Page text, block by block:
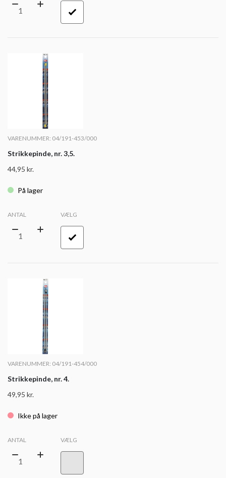
VARENUMMER: 04/191-453/000
Strikkepinde, nr. 3,5.
44,95 kr.
På lager
ANTAL VÆLG
VARENUMMER: 04/191-454/000
Strikkepinde, nr. 4.
49,95 kr.
Ikke på lager
ANTAL VÆLG